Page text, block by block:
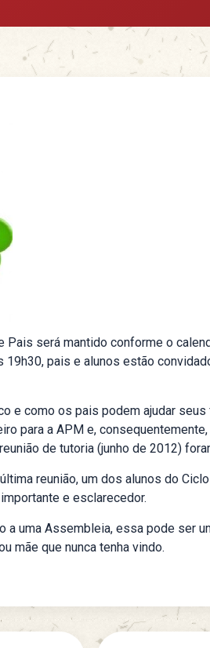
Pais será mantido conforme o
19h30, pais e alunos estão
e como os pais podem ajudar seus
para a APM e,
de tutoria (junho de 2012)
reunião, um dos alunos do
e esclarecedor.
a uma Assembleia, essa pode ser
mãe que nunca tenha vindo.